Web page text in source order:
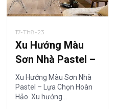
17-Th8-23
Xu Hướng Màu
Sơn Nhà Pastel –
Lựa Chọn Hoàn
Hảo
Xu Hướng Màu Sơn Nhà
Pastel – Lựa Chọn Hoàn
Hảo Xu hướng…